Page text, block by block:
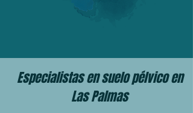
Especialistas en suelo pélvico en
Las Palmas